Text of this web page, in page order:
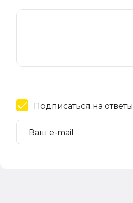
Подписаться на ответы